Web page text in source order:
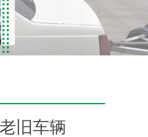
旧车辆